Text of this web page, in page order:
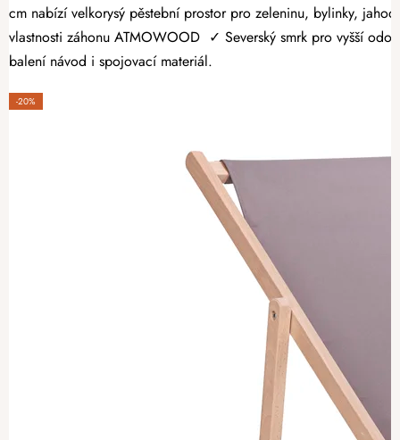
cm nabízí velkorysý pěstební prostor pro zeleninu, bylinky,
vlastnosti záhonu ATMOWOOD ✓ Severský smrk pro vyšší
balení návod i spojovací materiál.
-20%